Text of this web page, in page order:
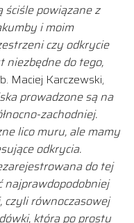
ściśle powiązane z
i moim
czy odkrycie
niezbędne do tego,
Maciej Karczewski,
prowadzone są na
zachodniej.
lico muru, ale mamy
odkrycia.
do tej
najprawdopodobniej
czyli równoczasowej
która po prostu